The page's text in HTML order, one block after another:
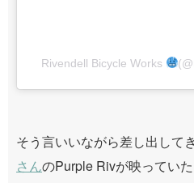
Rivendell Bicycle Works
そう言いいながら差し出して
さんのPurple Rivが映っていた